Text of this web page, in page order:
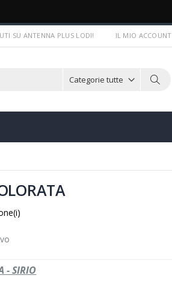
IL MIO ACCOUNT
SU ANTENNA PLUS LODI!
- SIRIO